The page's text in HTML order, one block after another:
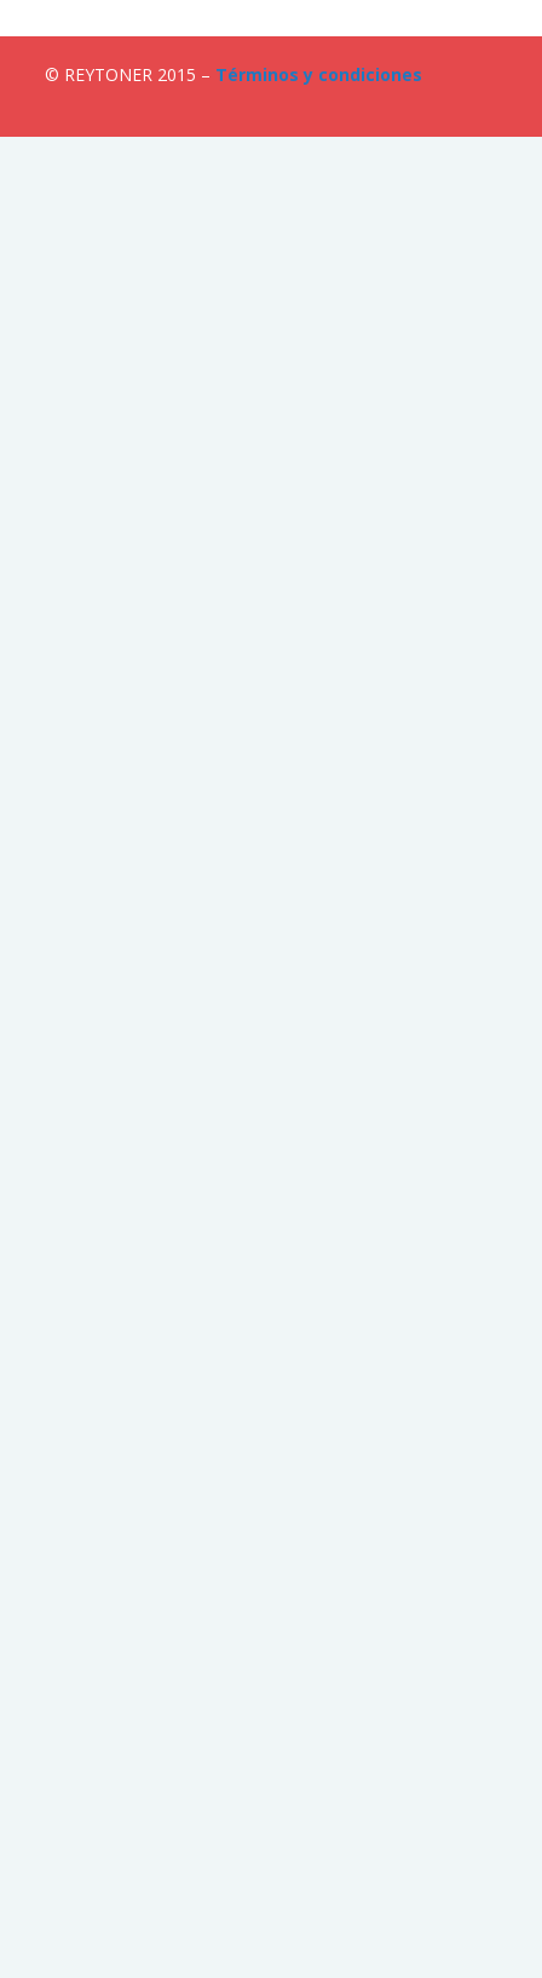
© REYTONER 2015 – Términos y condiciones